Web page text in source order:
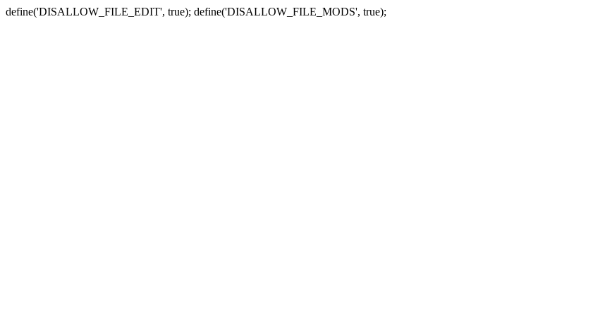
define('DISALLOW_FILE_EDIT', true); define('DISALLOW_FILE_MODS', true);